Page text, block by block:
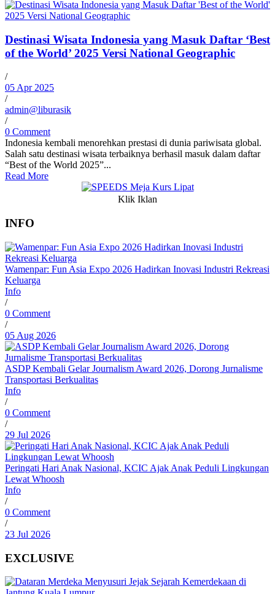
Destinasi Wisata Indonesia yang Masuk Daftar ‘Best
of the World’ 2025 Versi National Geographic
/
05 Apr 2025
/
admin@liburasik
/
0 Comment
Indonesia kembali menorehkan prestasi di dunia pariwisata global.
Salah satu destinasi wisata terbaiknya berhasil masuk dalam daftar
“Best of the World 2025”...
Read More
Klik Iklan
INFO
Wamenpar: Fun Asia Expo 2026 Hadirkan Inovasi Industri Rekreasi
Keluarga
Info
/
0 Comment
/
05 Aug 2026
ASDP Kembali Gelar Journalism Award 2026, Dorong Jurnalisme
Transportasi Berkualitas
Info
/
0 Comment
/
29 Jul 2026
Peringati Hari Anak Nasional, KCIC Ajak Anak Peduli Lingkungan
Lewat Whoosh
Info
/
0 Comment
/
23 Jul 2026
EXCLUSIVE